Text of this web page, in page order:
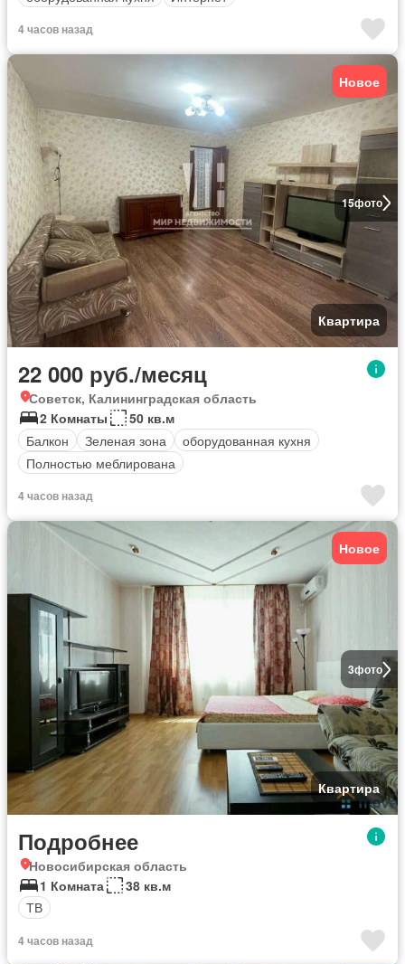
4 часов назад
15фото
Новое
Квартира
22 000 руб./месяц
Советск, Калининградская область
2 Комнаты
50 кв.м
Балкон
Зеленая зона
оборудованная кухня
Полностью меблирована
4 часов назад
3фото
Новое
Квартира
Подробнее
Новосибирская область
1 Комната
38 кв.м
ТВ
4 часов назад